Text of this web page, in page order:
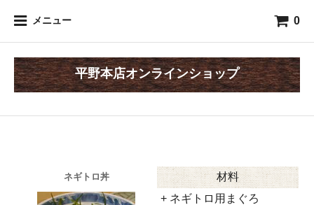
メニュー 0
平野本店オンラインショップ
ネギトロ丼
材料
+ ネギトロ用まぐろ